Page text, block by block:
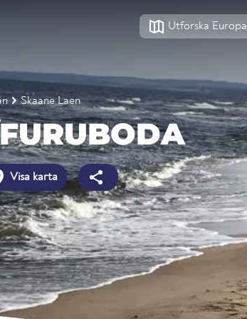
Utforska Europa
Skaane Laen
Visa karta